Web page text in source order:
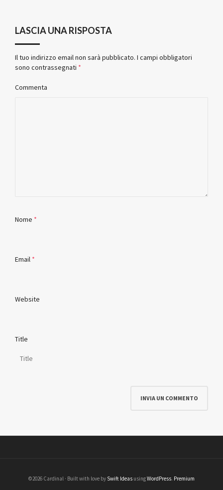
LASCIA UNA RISPOSTA
Il tuo indirizzo email non sarà pubblicato. I campi obbligatori
sono contrassegnati *
Commenta
Nome *
Email *
Website
Title
©2026 Cardinal · Built with love by Swift Ideas usingWordPress. Premium